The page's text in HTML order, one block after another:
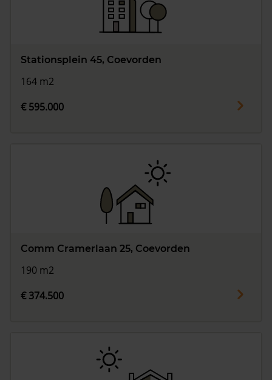
Stationsplein 45, Coevorden
164 m2
€ 595.000
Comm Cramerlaan 25, Coevorden
190 m2
€ 374.500